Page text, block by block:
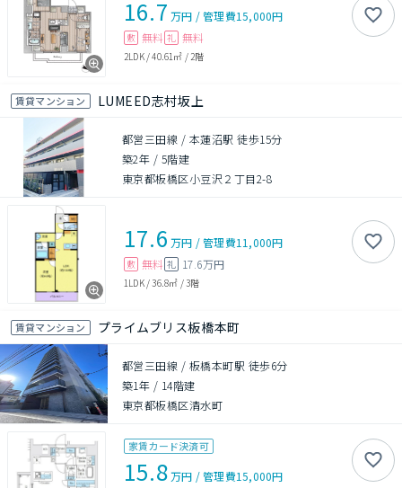
16.7 万円 /管理費15,000円
敷 無料 礼 無料
2LDK/40.61㎡ / 2階
賃貸マンション LUMEED志村坂上
都営三田線 / 本蓮沼駅 徒歩15分
築2年 / 5階建
東京都板橋区小豆沢２丁目2-8
17.6 万円 /管理費11,000円
敷 無料 礼 17.6万円
1LDK/36.8㎡ /3階
賃貸マンション プライムブリス板橋本町
都営三田線 / 板橋本町駅 徒歩6分
築1年 / 14階建
東京都板橋区清水町
家賃カード決済可
15.8万円 /管理費15,000円